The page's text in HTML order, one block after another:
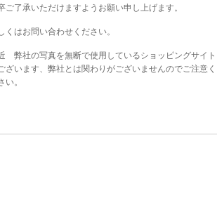
ご了承いただけますようお願い申し上げます。
くはお問い合わせください。
弊社の写真を無断で使用しているショッピングサイト
ざいます、弊社とは関わりがございませんのでご注意く
い。